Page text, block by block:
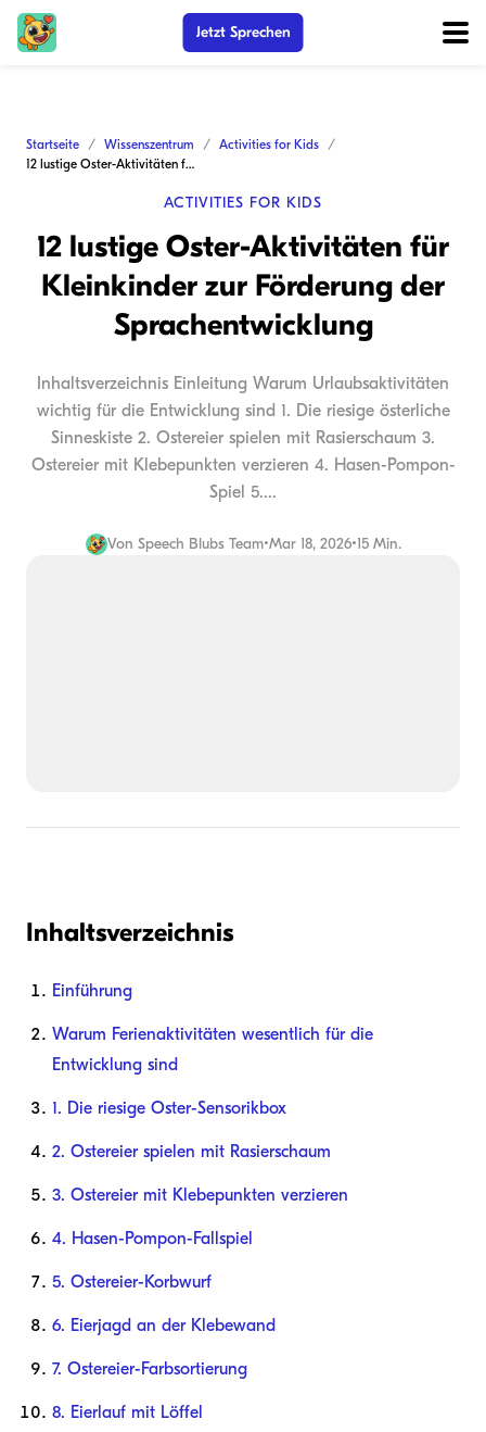
Jetzt Sprechen
Startseite Wissenszentrum
Activities for Kids
12 lustige Oster-Aktivitäten für Kleinkinder zur Förderung der Sprachentwicklung
ACTIVITIES FOR KIDS
12 lustige Oster-Aktivitäten für
Kleinkinder zur Förderung der
Sprachentwicklung
Inhaltsverzeichnis Einleitung Warum Urlaubsaktivitäten
wichtig für die Entwicklung sind 1. Die riesige österliche
Sinneskiste 2. Ostereier spielen mit Rasierschaum 3.
Ostereier mit Klebepunkten verzieren 4. Hasen-Pompon-
Spiel 5....
Von Speech Blubs Team•Mar 18, 2026•15 Min.
Inhaltsverzeichnis
Einführung
Warum Ferienaktivitäten wesentlich für die
Entwicklung sind
1. Die riesige Oster-Sensorikbox
2. Ostereier spielen mit Rasierschaum
3. Ostereier mit Klebepunkten verzieren
4. Hasen-Pompon-Fallspiel
5. Ostereier-Korbwurf
6. Eierjagd an der Klebewand
7. Ostereier-Farbsortierung
8. Eierlauf mit Löffel